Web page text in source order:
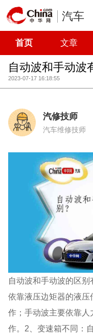
汽车
首页 文章
自动波和手动波
2023-07-17 16:18:55
汽修技师
汽车维修技师
自动波和手动波的区
依靠液压边矩器的液
作；手动波主要依靠
作。2、变速箱不同：